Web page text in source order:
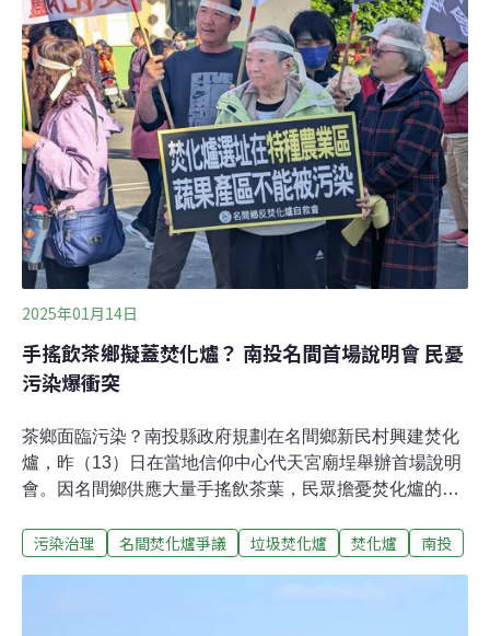
籍遊客數較去年同期罕見下滑了 5.23%，星級飯店住房率
僅維持在56%左右。以我個人經營的民宿為例，Uluwatu
同區域的民宿都在打折吸引客源，卻仍然比前兩年還要低
迷。這是市場對環境惡化最誠實的投票。當「觀光天堂」
的空氣變得灼人肺腑，旅人的腳步自然不再駐足。
2025年01月14日
手搖飲茶鄉擬蓋焚化爐？ 南投名間首場說明會 民憂
污染爆衝突
茶鄉面臨污染？南投縣政府規劃在名間鄉新民村興建焚化
爐，昨（13）日在當地信仰中心代天宮廟埕舉辦首場說明
會。因名間鄉供應大量手搖飲茶葉，民眾擔憂焚化爐的落
環團成員高喊「南投不需要焚化爐」、「誓死反抗到
污染治理 名間焚化爐爭議 垃圾焚化爐 焚化爐 南投